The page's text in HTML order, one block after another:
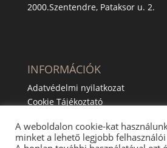
2000.Szentendre, Pataksor u. 2.
INFORMÁCIÓK
Adatvédelmi nyilatkozat
Cookie Tájékoztató
A weboldalon cookie-kat
minket a lehető legjobb